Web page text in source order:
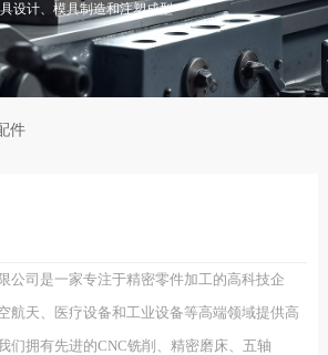
设计、模具制造和注塑成型
件
公司是一家专注于精密零件加工的高科技企
航天、医疗设备和工业设备等高端领域提供高
们拥有先进的CNC铣削、精密磨床、五轴